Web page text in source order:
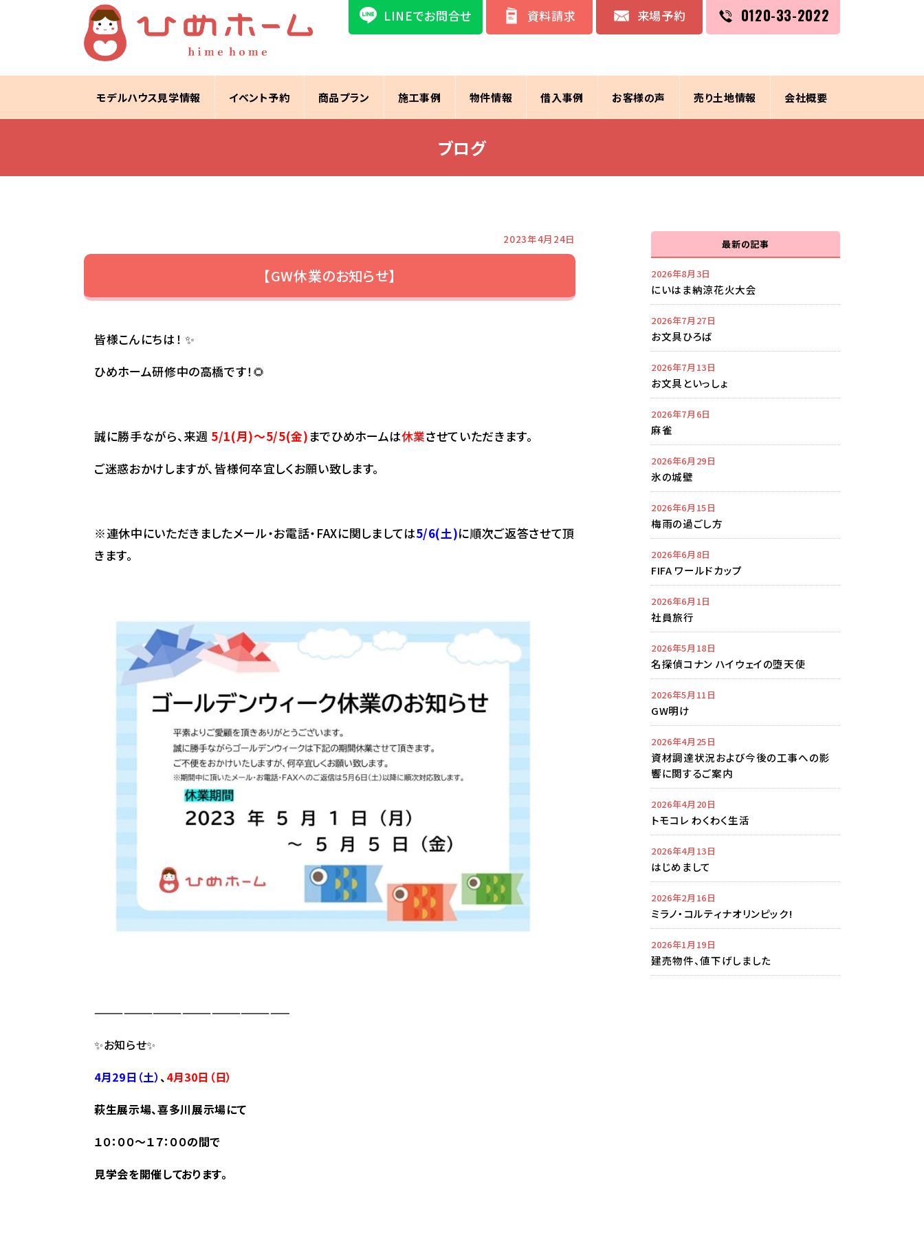
LINEでお問合せ 資料請求 来場予約 0120-33-2022
モデルハウス見学情報 イベント予約 商品プラン 施工事例 物件情報 借入事例 お客様の声 売り土地情報 会社概要
ブログ
2023年4月24日
【GW休業のお知らせ】
皆様こんにちは！ ✨
ひめホーム研修中の高橋です！🌻
誠に勝手ながら、来週 5/1(月)～5/5(金) までひめホームは休業させていただきます。
ご迷惑おかけしますが、皆様何卒宜しくお願い致します。
※連休中にいただきましたメール・お電話・FAXに関しましては5/6(土)に順次ご返答させて頂
きます。
————————————————————
✨お知らせ✨
4月29日（土）、4月30日（日）
萩生展示場、喜多川展示場にて
１０：００～１７：００の間で
見学会を開催しております。
最新の記事
2026年8月3日
にいはま納涼花火大会
2026年7月27日
お文具ひろば
2026年7月13日
お文具といっしょ
2026年7月6日
麻雀
2026年6月29日
氷の城壁
2026年6月15日
梅雨の過ごし方
2026年6月8日
FIFA ワールドカップ
2026年6月1日
社員旅行
2026年5月18日
名探偵コナン ハイウェイの堕天使
2026年5月11日
GW明け
2026年4月25日
資材調達状況および今後の工事への影
響に関するご案内
2026年4月20日
トモコレ わくわく生活
2026年4月13日
はじめまして
2026年2月16日
ミラノ・コルティナオリンピック!
2026年1月19日
建売物件、値下げしました